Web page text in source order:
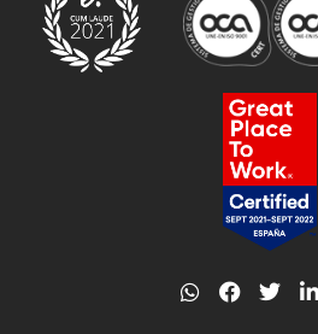
W
h
F
a
T
w
L
i